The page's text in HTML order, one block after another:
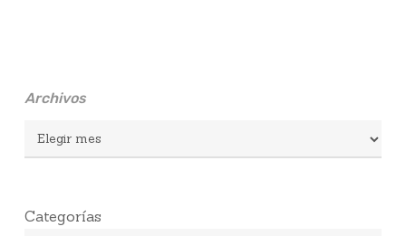
Archivos
Archivos
Categorías